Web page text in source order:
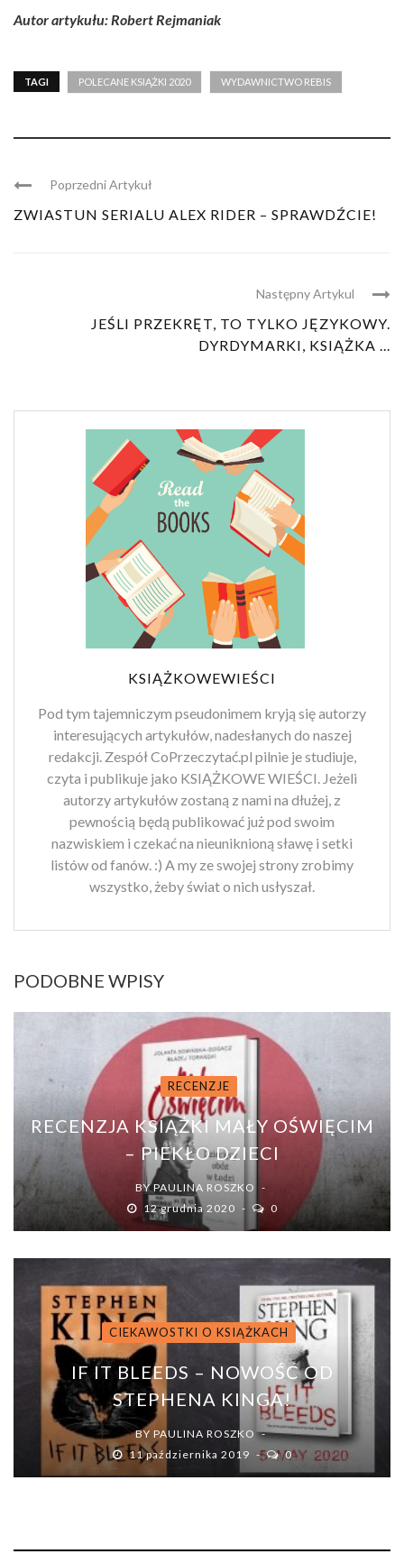
Autor artykułu: Robert Rejmaniak
TAGI POLECANE KSIĄŻKI 2020 WYDAWNICTWO REBIS
Poprzedni Artykuł
ZWIASTUN SERIALU ALEX RIDER – SPRAWDŹCIE!
Następny Artykul
JEŚLI PRZEKRĘT, TO TYLKO JĘZYKOWY.
DYRDYMARKI, KSIĄŻKA ...
KSIĄŻKOWEWIEŚCI
Pod tym tajemniczym pseudonimem kryją się autorzy
interesujących artykułów, nadesłanych do naszej
redakcji. Zespół CoPrzeczytać.pl pilnie je studiuje,
czyta i publikuje jako KSIĄŻKOWE WIEŚCI. Jeżeli
autorzy artykułów zostaną z nami na dłużej, z
pewnością będą publikować już pod swoim
nazwiskiem i czekać na nieuniknioną sławę i setki
listów od fanów. :) A my ze swojej strony zrobimy
wszystko, żeby świat o nich usłyszał.
PODOBNE WPISY
RECENZJE
RECENZJA KSIĄŻKI MAŁY OŚWIĘCIM
– PIEKŁO DZIECI
BYPAULINA ROSZKO
12 grudnia 2020
0
CIEKAWOSTKI O KSIĄŻKACH
IF IT BLEEDS – NOWOŚĆ OD
STEPHENA KINGA!
BY PAULINA ROSZKO
11 października 2019
0